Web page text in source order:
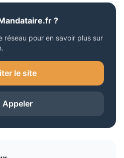
?
réseau pour en savoir plus sur
le site
Appeler